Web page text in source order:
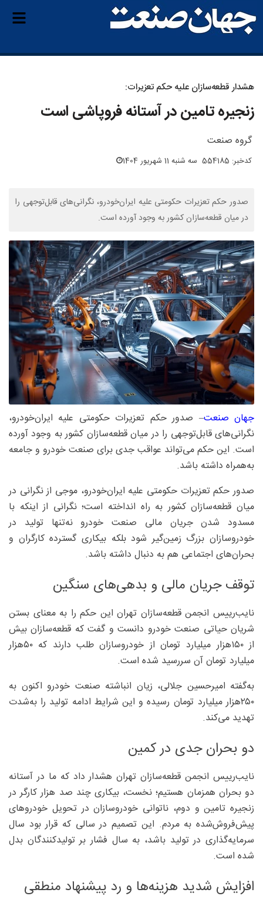
هشدار قطعه‌سازان علیه حکم تعزیرات:
زنجیره تامین در آستانه فروپاشی است
گروه صنعت
کدخبر: 554185 سه شنبه 11 شهریور 1404
صدور حکم تعزیرات حکومتی علیه ایران‌خودرو، نگرانی‌های قابل‌توجهی را
در میان قطعه‌سازان کشور به وجود آورده است.
جهان صنعت– صدور حکم تعزیرات حکومتی علیه ایران‌خودرو،
نگرانی‌های قابل‌توجهی را در میان قطعه‌سازان کشور به وجود آورده
است. این حکم می‌تواند عواقب جدی برای صنعت خودرو و جامعه
به‌همراه داشته باشد.
صدور حکم تعزیرات حکومتی علیه ایران‌خودرو، موجی از نگرانی در
میان قطعه‌سازان کشور به راه انداخته است؛ نگرانی از اینکه با
مسدود شدن جریان مالی صنعت خودرو نه‌تنها تولید در
خودروسازان بزرگ زمین‌گیر شود بلکه بیکاری گسترده کارگران و
بحران‌های اجتماعی هم به دنبال داشته باشد.
توقف جریان مالی و بدهی‌های سنگین
نایب‌رییس انجمن قطعه‌سازان تهران این حکم را به معنای بستن
شریان حیاتی صنعت خودرو دانست و گفت که قطعه‌سازان بیش
از ۱۵۰‌هزار میلیارد تومان از خودروسازان طلب دارند که ۵۰‌هزار
میلیارد تومان آن سررسید شده است.
به‌گفته امیرحسین جلالی، زیان انباشته صنعت خودرو اکنون به
۲۵۰‌هزار میلیارد تومان رسیده و این شرایط ادامه تولید را به‌شدت
تهدید می‌کند.
دو بحران جدی در کمین
نایب‌رییس انجمن قطعه‌سازان تهران هشدار داد که ما در آستانه
دو بحران همزمان هستیم؛ نخست، بیکاری چند صد هزار کارگر در
زنجیره تامین و دوم، ناتوانی خودروسازان در تحویل خودروهای
پیش‌فروش‌شده به مردم. این تصمیم در سالی که قرار بود سال
سرمایه‌گذاری در تولید باشد، به سال فشار بر تولیدکنندگان بدل
شده است.
افزایش شدید هزینه‌ها و رد پیشنهاد منطقی